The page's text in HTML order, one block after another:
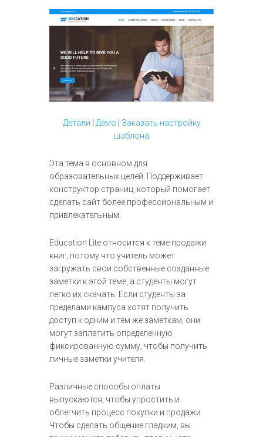
Детали Демо
Заказать настройку
шаблона
Эта тема в основном для
образовательных целей. Поддерживает
конструктор страниц, который помогает
сделать сайт более профессиональным и
привлекательным.
Education Lite относится к теме продажи
книг, потому что учитель может
загружать свои собственные созданные
заметки к этой теме, а студенты могут
легко их скачать. Если студенты за
пределами кампуса хотят получить
доступ к одним и тем же заметкам, они
могут заплатить определенную
фиксированную сумму, чтобы получить
личные заметки учителя.
Различные способы оплаты
выпускаются, чтобы упростить и
облегчить процесс покупки и продажи.
Чтобы сделать общение гладким, вы